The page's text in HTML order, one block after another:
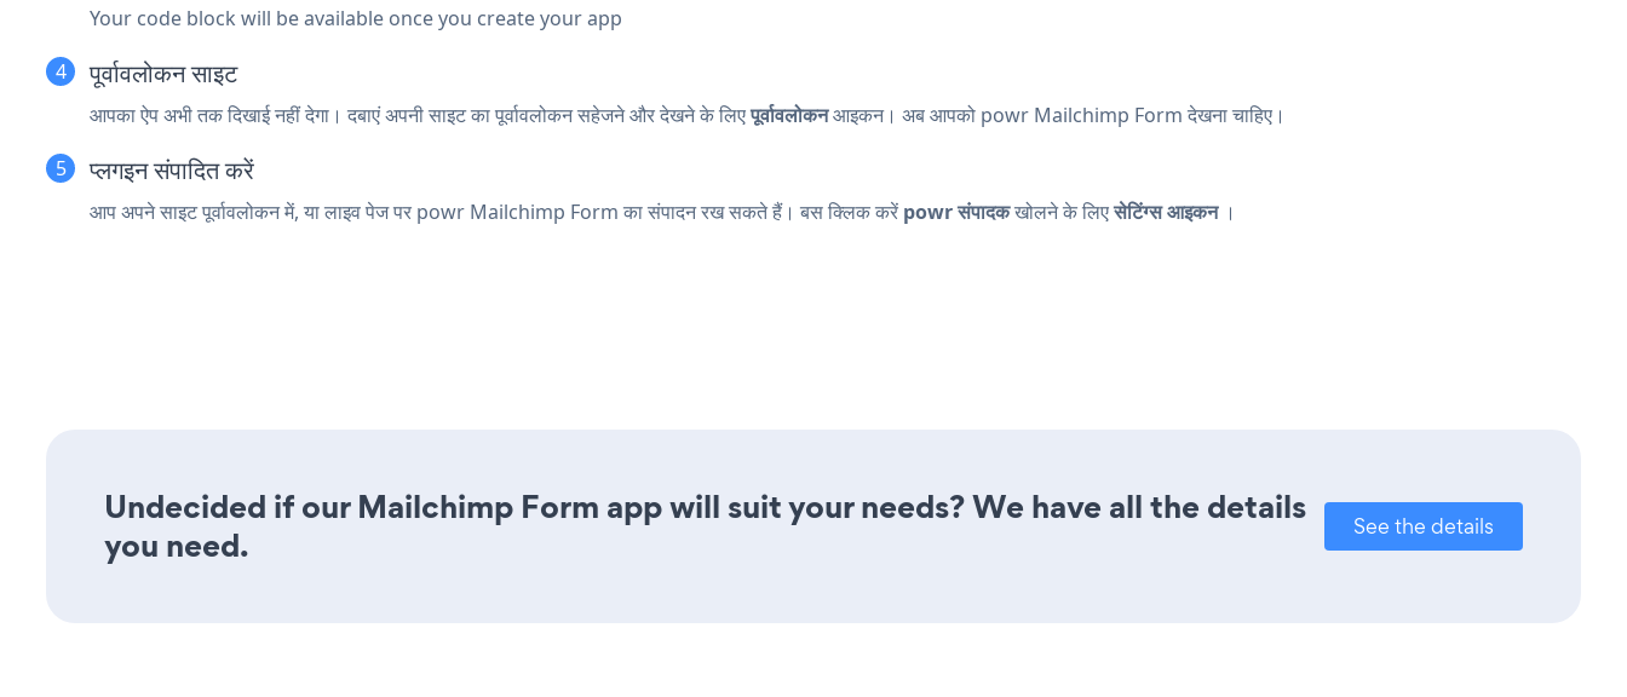
Your code block will be available once you create your app
पूर्वावलोकन साइट
आपका ऐप अभी तक दिखाई नहीं देगा। दबाएंअपनी साइट का पूर्वावलोकन सहेजने और देखने के लिएपूर्वावलोकनआइकन। अब आपको powr Mailchimp Form देखना चाहिए।
प्लगइन संपादित करें
आप अपने साइट पूर्वावलोकन में, या लाइव पेज पर powr Mailchimp Form का संपादन रख सकते हैं। बस क्लिक करें powr संपादकखोलने के लिएसेटिंग्स आइकन।
Undecided if our Mailchimp Form app will suit your needs? We have all the details
you need.
See the details